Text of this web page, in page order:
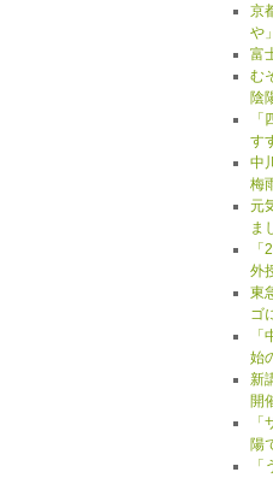
京
や
富
む
陰
す
中
梅
元
ま
外
東
ゴ
始
新
開
陽